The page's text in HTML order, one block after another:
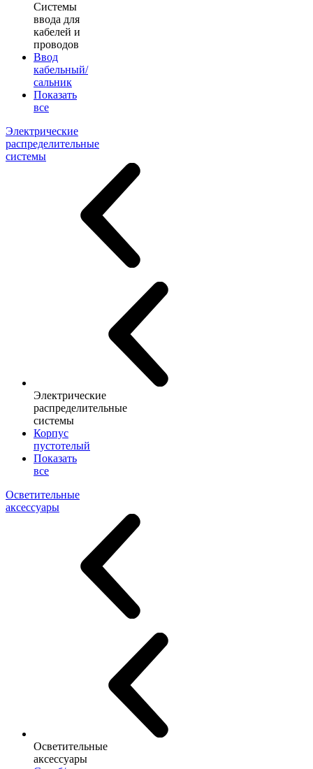
Системы
ввода для
кабелей и
проводов
Ввод
кабельный/
сальник
Показать
все
Электрические
распределительные
системы
Электрические
распределительные
системы
Корпус
пустотелый
Показать
все
Осветительные
аксессуары
Осветительные
аксессуары